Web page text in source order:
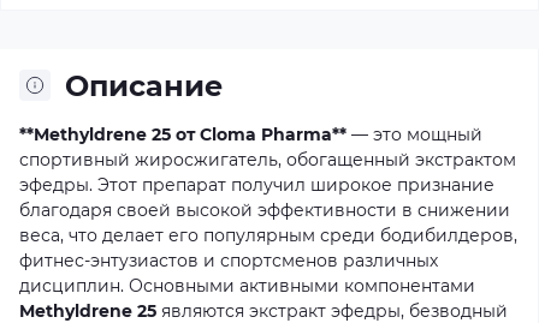
Описание
**Methyldrene 25 от Cloma Pharma** — это мощный
спортивный жиросжигатель, обогащенный экстрактом
эфедры. Этот препарат получил широкое признание
благодаря своей высокой эффективности в снижении
веса, что делает его популярным среди бодибилдеров,
фитнес-энтузиастов и спортсменов различных
дисциплин. Основными активными компонентами
Methyldrene 25 являются экстракт эфедры, безводный